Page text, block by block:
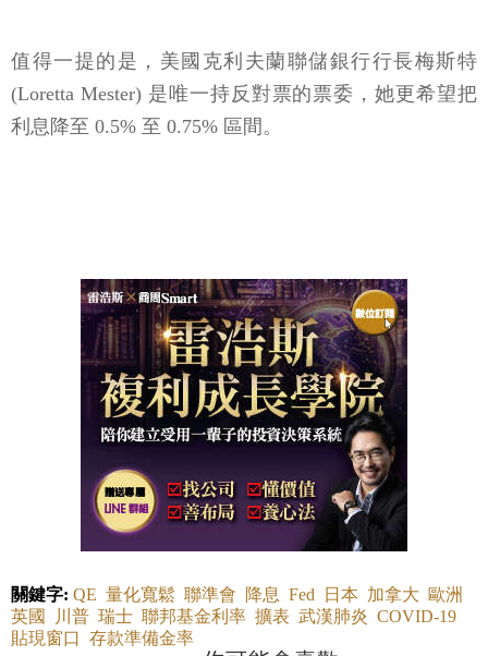
值得一提的是，美國克利夫蘭聯儲銀行行長梅斯特
(Loretta Mester) 是唯一持反對票的票委，她更希望把
利息降至 0.5% 至 0.75% 區間。
關鍵字: QE 量化寬鬆 聯準會 降息 Fed 日本 加拿大
歐洲
英國
川普 瑞士 聯邦基金利率 擴表 武漢肺炎 COVID-19
貼現窗口 存款準備金率